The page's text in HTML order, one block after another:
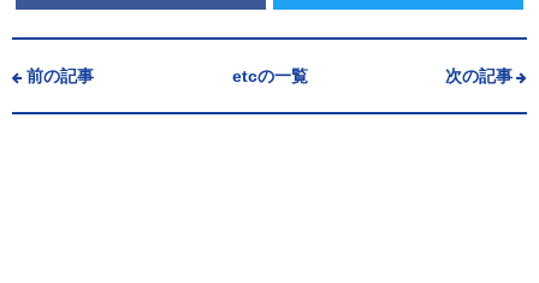
前の記事 etcの一覧 次の記事